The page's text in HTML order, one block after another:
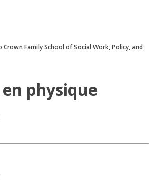
Family School of Social Work, Policy, and
physique